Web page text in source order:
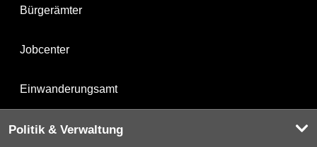
Bürgerämter
Jobcenter
Einwanderungsamt
Politik & Verwaltung